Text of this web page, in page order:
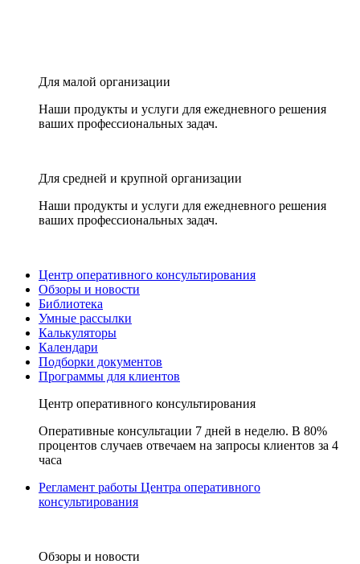
Для малой организации
Наши продукты и услуги для ежедневного решения
ваших профессиональных задач.
Для средней и крупной организации
Наши продукты и услуги для ежедневного решения
ваших профессиональных задач.
Центр оперативного консультирования
Обзоры и новости
Библиотека
Умные рассылки
Калькуляторы
Календари
Подборки документов
Программы для клиентов
Центр оперативного консультирования
Оперативные консультации 7 дней в неделю. В 80%
процентов случаев отвечаем на запросы клиентов за 4
часа
Регламент работы Центра оперативного
консультирования
Обзоры и новости